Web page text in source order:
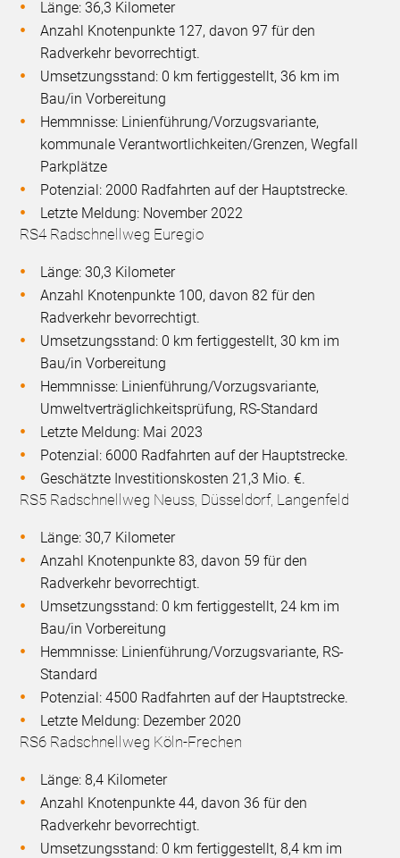
Länge: 36,3 Kilometer
Anzahl Knotenpunkte 127, davon 97 für den
Radverkehr bevorrechtigt.
Umsetzungsstand: 0 km fertiggestellt, 36 km im
Bau/in Vorbereitung
Hemmnisse: Linienführung/Vorzugsvariante,
kommunale Verantwortlichkeiten/Grenzen, Wegfall
Parkplätze
Potenzial: 2000 Radfahrten auf der Hauptstrecke.
Letzte Meldung: November 2022
RS4 Radschnellweg Euregio
Länge: 30,3 Kilometer
Anzahl Knotenpunkte 100, davon 82 für den
Radverkehr bevorrechtigt.
Umsetzungsstand: 0 km fertiggestellt, 30 km im
Bau/in Vorbereitung
Hemmnisse: Linienführung/Vorzugsvariante,
Umweltverträglichkeitsprüfung, RS-Standard
Letzte Meldung: Mai 2023
Potenzial: 6000 Radfahrten auf der Hauptstrecke.
Geschätzte Investitionskosten 21,3 Mio. €.
RS5 Radschnellweg Neuss, Düsseldorf, Langenfeld
Länge: 30,7 Kilometer
Anzahl Knotenpunkte 83, davon 59 für den
Radverkehr bevorrechtigt.
Umsetzungsstand: 0 km fertiggestellt, 24 km im
Bau/in Vorbereitung
Hemmnisse: Linienführung/Vorzugsvariante, RS-
Standard
Potenzial: 4500 Radfahrten auf der Hauptstrecke.
Letzte Meldung: Dezember 2020
RS6 Radschnellweg Köln-Frechen
Länge: 8,4 Kilometer
Anzahl Knotenpunkte 44, davon 36 für den
Radverkehr bevorrechtigt.
Umsetzungsstand: 0 km fertiggestellt, 8,4 km im